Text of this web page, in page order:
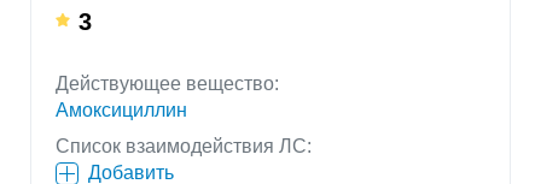
3
Действующее вещество:
Амоксициллин
Список взаимодействия ЛС:
Добавить